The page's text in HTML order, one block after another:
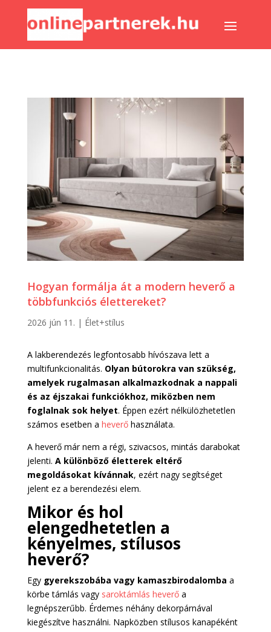
Hogyan formálja át a modern heverő a
többfunkciós élettereket?
2026 jún 11. | Élet+stílus
A lakberendezés legfontosabb hívószava lett a
multifunkcionalitás. Olyan bútorokra van szükség,
amelyek rugalmasan alkalmazkodnak a nappali
és az éjszakai funkciókhoz, miközben nem
foglalnak sok helyet. Éppen ezért nélkülözhetetlen
számos esetben a heverőhasználata.
A heverő már nem a régi, szivacsos, mintás darabokat
jelenti. A különböző életterek eltérő
megoldásokat kívánnak, ezért nagy segítséget
jelent ez a berendezési elem.
Mikor és hol
elengedhetetlen a
kényelmes, stílusos
heverő?
Egy gyerekszobába vagy kamaszbirodalomba a
körbe támlás vagy saroktámlás heverőa
legnépszerűbb. Érdemes néhány dekorpárnával
kiegészítve használni. Napközben stílusos kanapéként